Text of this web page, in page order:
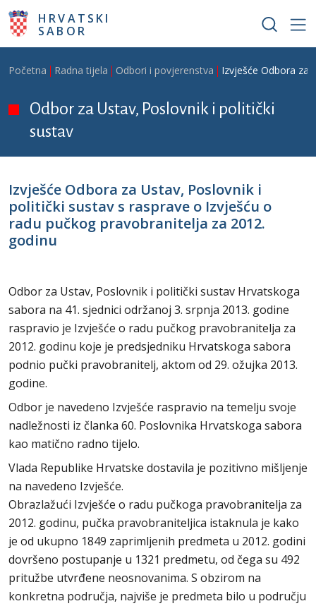
Skoči na glavni sadržaj
HRVATSKI
SABOR
Breadcrumb
Početna Radna tijela Odbori i povjerenstva Izvješće Odbora za
Odbor za Ustav, Poslovnik i politički
sustav
Izvješće Odbora za Ustav, Poslovnik i
politički sustav s rasprave o Izvješću o
radu pučkog pravobranitelja za 2012.
godinu
Odbor za Ustav, Poslovnik i politički sustav Hrvatskoga
sabora na 41. sjednici održanoj 3. srpnja 2013. godine
raspravio je Izvješće o radu pučkog pravobranitelja za
2012. godinu koje je predsjedniku Hrvatskoga sabora
podnio pučki pravobranitelj, aktom od 29. ožujka 2013.
godine.
Odbor je navedeno Izvješće raspravio na temelju svoje
nadležnosti iz članka 60. Poslovnika Hrvatskoga sabora
kao matično radno tijelo.
Vlada Republike Hrvatske dostavila je pozitivno mišljenje
na navedeno Izvješće.
Obrazlažući Izvješće o radu pučkoga pravobranitelja za
2012. godinu, pučka pravobraniteljica istaknula je kako
je od ukupno 1849 zaprimljenih predmeta u 2012. godini
dovršeno postupanje u 1321 predmetu, od čega su 492
pritužbe utvrđene neosnovanima. S obzirom na
konkretna područja, najviše je predmeta bilo u području